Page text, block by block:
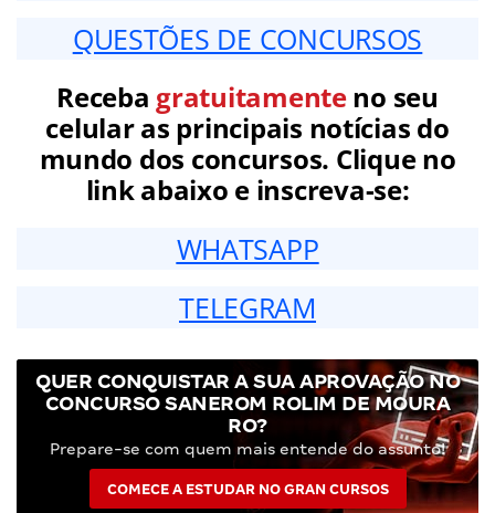
QUESTÕES DE CONCURSOS
Receba gratuitamenteno seu
celular as principais notícias do
mundo dos concursos. Clique no
link abaixo e inscreva-se:
WHATSAPP
TELEGRAM
QUER CONQUISTAR A SUA APROVAÇÃO NO
CONCURSO SANEROM ROLIM DE MOURA
RO?
Prepare-se com quem mais entende do assunto!
COMECE A ESTUDAR NO GRAN CURSOS